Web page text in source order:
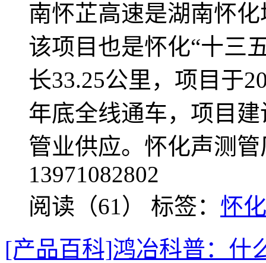
南怀芷高速是湖南怀
该项目也是怀化“十三
长33.25公里，项目于
年底全线通车，项目
管业供应。怀化声测
13971082802
阅读（61） 标签： 怀
[产品百科]鸿冶科普：什